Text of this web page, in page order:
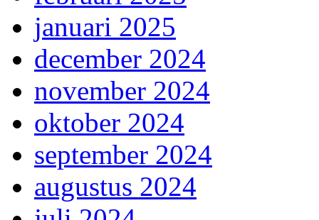
januari 2025
december 2024
november 2024
oktober 2024
september 2024
augustus 2024